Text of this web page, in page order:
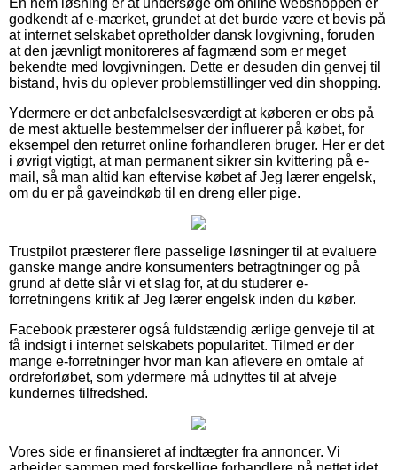
godkendt af e-mærket, grundet at det burde være et bevis på
at internet selskabet opretholder dansk lovgivning, foruden
at den jævnligt monitoreres af fagmænd som er meget
bekendte med lovgivningen. Dette er desuden din genvej til
bistand, hvis du oplever problemstillinger ved din shopping.
Ydermere er det anbefalelsesværdigt at køberen er obs på
de mest aktuelle bestemmelser der influerer på købet, for
eksempel den returret online forhandleren bruger. Her er det
i øvrigt vigtigt, at man permanent sikrer sin kvittering på e-
mail, så man altid kan eftervise købet af Jeg lærer engelsk,
om du er på gaveindkøb til en dreng eller pige.
Trustpilot præsterer flere passelige løsninger til at evaluere
ganske mange andre konsumenters betragtninger og på
grund af dette slår vi et slag for, at du studerer e-
forretningens kritik af Jeg lærer engelsk inden du køber.
Facebook præsterer også fuldstændig ærlige genveje til at
få indsigt i internet selskabets popularitet. Tilmed er der
mange e-forretninger hvor man kan aflevere en omtale af
ordreforløbet, som ydermere må udnyttes til at afveje
kundernes tilfredshed.
Vores side er finansieret af indtægter fra annoncer. Vi